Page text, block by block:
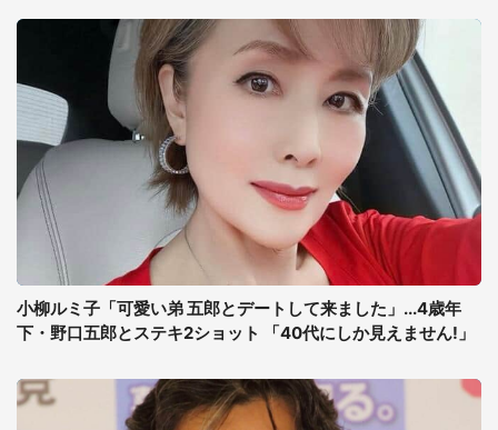
小柳ルミ子「可愛い弟 五郎とデートして来ました」...4歳年
下・野口五郎とステキ2ショット 「40代にしか見えません!」